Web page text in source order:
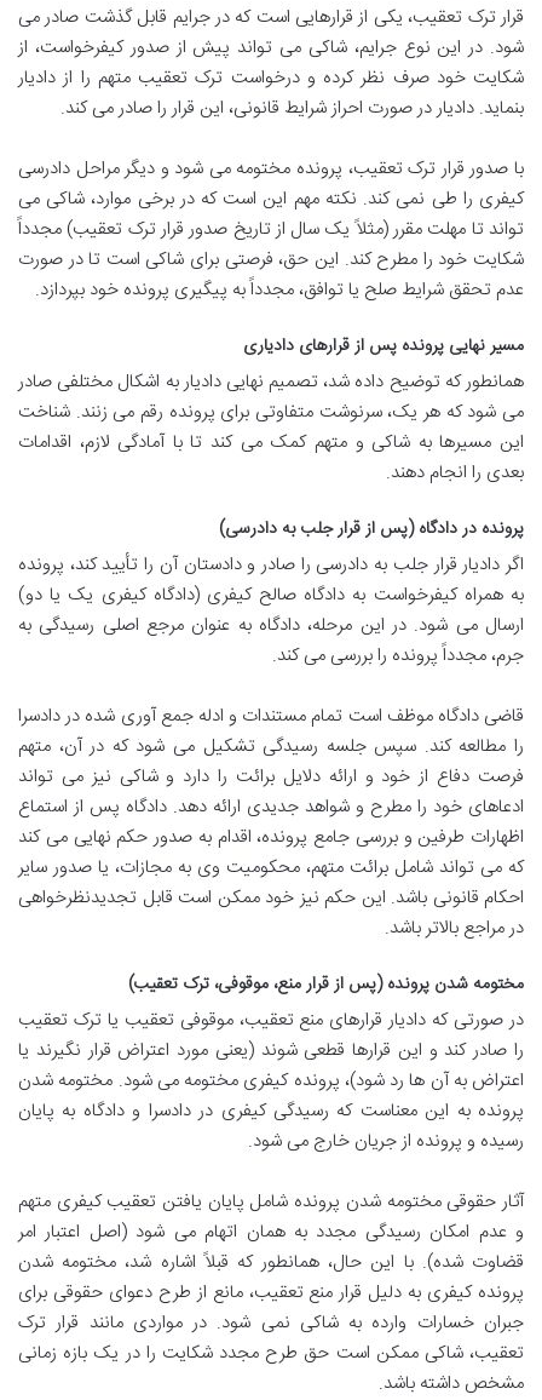
قرار ترک تعقیب، یکی از قرارهایی است که در جرایم قابل گذشت صادر می
شود. در این نوع جرایم، شاکی می تواند پیش از صدور کیفرخواست، از
شکایت خود صرف نظر کرده و درخواست ترک تعقیب متهم را از دادیار
بنماید. دادیار در صورت احراز شرایط قانونی، این قرار را صادر می کند.
با صدور قرار ترک تعقیب، پرونده مختومه می شود و دیگر مراحل دادرسی
کیفری را طی نمی کند. نکته مهم این است که در برخی موارد، شاکی می
تواند تا مهلت مقرر (مثلاً یک سال از تاریخ صدور قرار ترک تعقیب) مجدداً
شکایت خود را مطرح کند. این حق، فرصتی برای شاکی است تا در صورت
عدم تحقق شرایط صلح یا توافق، مجدداً به پیگیری پرونده خود بپردازد.
مسیر نهایی پرونده پس از قرارهای دادیاری
همانطور که توضیح داده شد، تصمیم نهایی دادیار به اشکال مختلفی صادر
می شود که هر یک، سرنوشت متفاوتی برای پرونده رقم می زنند. شناخت
این مسیرها به شاکی و متهم کمک می کند تا با آمادگی لازم، اقدامات
بعدی را انجام دهند.
پرونده در دادگاه (پس از قرار جلب به دادرسی)
اگر دادیار قرار جلب به دادرسی را صادر و دادستان آن را تأیید کند، پرونده
به همراه کیفرخواست به دادگاه صالح کیفری (دادگاه کیفری یک یا دو)
ارسال می شود. در این مرحله، دادگاه به عنوان مرجع اصلی رسیدگی به
جرم، مجدداً پرونده را بررسی می کند.
قاضی دادگاه موظف است تمام مستندات و ادله جمع آوری شده در دادسرا
را مطالعه کند. سپس جلسه رسیدگی تشکیل می شود که در آن، متهم
فرصت دفاع از خود و ارائه دلایل برائت را دارد و شاکی نیز می تواند
ادعاهای خود را مطرح و شواهد جدیدی ارائه دهد. دادگاه پس از استماع
اظهارات طرفین و بررسی جامع پرونده، اقدام به صدور حکم نهایی می کند
که می تواند شامل برائت متهم، محکومیت وی به مجازات، یا صدور سایر
احکام قانونی باشد. این حکم نیز خود ممکن است قابل تجدیدنظرخواهی
در مراجع بالاتر باشد.
مختومه شدن پرونده (پس از قرار منع، موقوفی، ترک تعقیب)
در صورتی که دادیار قرارهای منع تعقیب، موقوفی تعقیب یا ترک تعقیب
را صادر کند و این قرارها قطعی شوند (یعنی مورد اعتراض قرار نگیرند یا
اعتراض به آن ها رد شود)، پرونده کیفری مختومه می شود. مختومه شدن
پرونده به این معناست که رسیدگی کیفری در دادسرا و دادگاه به پایان
رسیده و پرونده از جریان خارج می شود.
آثار حقوقی مختومه شدن پرونده شامل پایان یافتن تعقیب کیفری متهم
و عدم امکان رسیدگی مجدد به همان اتهام می شود (اصل اعتبار امر
قضاوت شده). با این حال، همانطور که قبلاً اشاره شد، مختومه شدن
پرونده کیفری به دلیل قرار منع تعقیب، مانع از طرح دعوای حقوقی برای
جبران خسارات وارده به شاکی نمی شود. در مواردی مانند قرار ترک
تعقیب، شاکی ممکن است حق طرح مجدد شکایت را در یک بازه زمانی
مشخص داشته باشد.